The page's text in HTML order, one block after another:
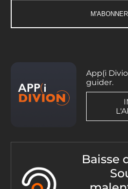
App(i
guider.
Baisse